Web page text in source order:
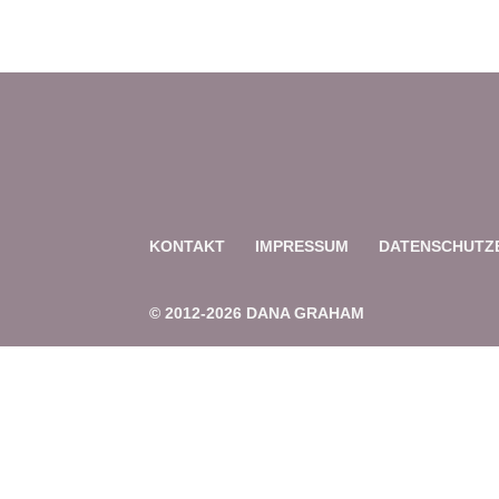
KONTAKT IMPRESSUM
© 2012-2026 DANA GRAHAM